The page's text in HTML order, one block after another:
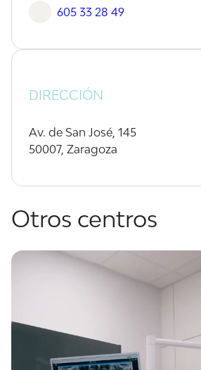
605 33 28 49
DIRECCIÓN
Av. de San José, 145
50007, Zaragoza
Otros centros